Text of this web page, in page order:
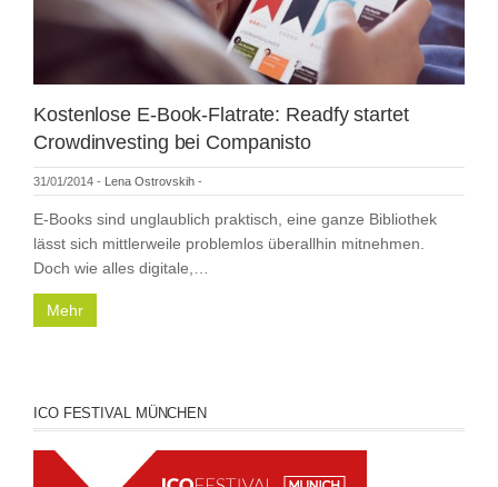
Kostenlose E-Book-Flatrate: Readfy startet
Crowdinvesting bei Companisto
31/01/2014 - Lena Ostrovskih -
E-Books sind unglaublich praktisch, eine ganze Bibliothek
lässt sich mittlerweile problemlos überallhin mitnehmen.
Doch wie alles digitale,…
Mehr
ICO FESTIVAL MÜNCHEN